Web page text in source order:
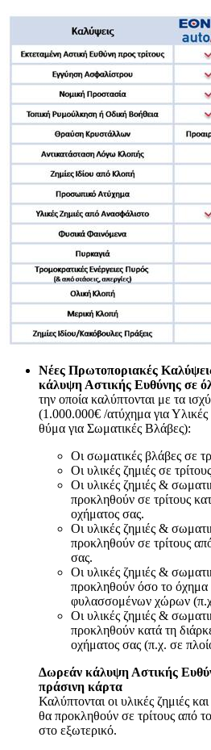
Νέες Πρωτοποριακές
κάλυψη Αστικής Ευθύνης σε
την οποία καλύπτονται με τα
(1.000.000€ /ατύχημα για
θύμα για Σωματικές Βλάβες):
Οι σωματικές βλάβες σε
Οι υλικές ζημιές σε
Οι υλικές ζημιές &
προκληθούν σε τρίτους
οχήματος σας.
Οι υλικές ζημιές &
προκληθούν σε τρίτους
σας.
Οι υλικές ζημιές &
προκληθούν όσο το όχημα
φυλασσομένων χώρων
Οι υλικές ζημιές &
προκληθούν κατά τη
οχήματος σας (π.χ. σε
Δωρεάν κάλυψη Αστικής
πράσινη κάρτα
Καλύπτονται οι υλικές ζημιές
θα προκληθούν σε τρίτους από
στο εξωτερικό.